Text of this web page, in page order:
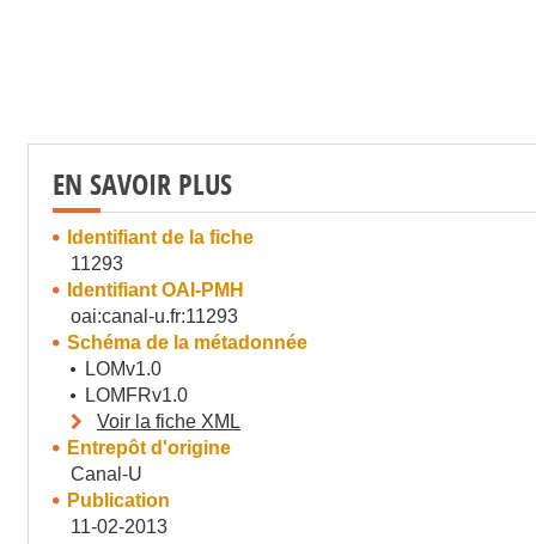
EN SAVOIR PLUS
Identifiant de la fiche
11293
Identifiant OAI-PMH
oai:canal-u.fr:11293
Schéma de la métadonnée
LOMv1.0
LOMFRv1.0
Voir la fiche XML
Entrepôt d'origine
Canal-U
Publication
11-02-2013